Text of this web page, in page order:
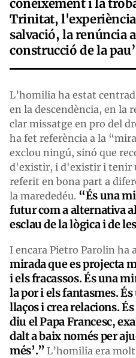
coneixement i la
Trinitat,
salvació, la renúncia
construcció de la
L’homilia ha estat
en la descendència, en la
clar missatge en pro del
ha fet referència a la
exclou ningú, sinó que
d'existir, i d'existir i tenir
referit en bona part a
la marededéu. “És una
futur com a alternativa
esclau de la lògica i de
I encara Pietro Parolin ha
mirada que es projecta
i els fracassos. És una
la por i els fantasmes.
llaços i crea relacions.
diu el Papa Francesc,
dalt a baix només per
més’.”L’homilia era molt